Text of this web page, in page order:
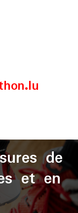
de
et en